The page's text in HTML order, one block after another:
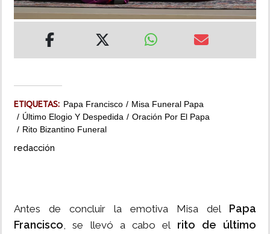
MULTIMEDIA
IMPRESO
ETIQUETAS: Papa Francisco
Misa Funeral Papa
Último Elogio Y Despedida
Oración Por El Papa
Rito Bizantino Funeral
redacción
Antes de concluir la emotiva Misa del Papa
Francisco, se llevó a cabo el rito de último